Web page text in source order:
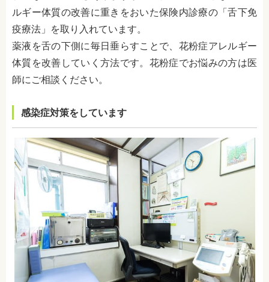
ルギー体質の改善に重きをおいた保険内診療の「舌下免
疫療法」を取り入れています。
薬液を舌の下側に毎日垂らすことで、花粉症アレルギー
体質を改善していく方法です。花粉症でお悩みの方は医
師にご相談ください。
感染症対策をしています